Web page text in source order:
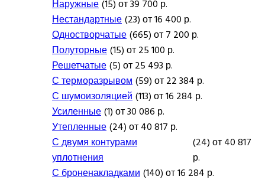
Наружные(15) от 39 700 р.
Нестандартные(23) от 16 400 р.
Одностворчатые(665) от 7 200 р.
Полуторные(15) от 25 100 р.
Решетчатые(5) от 25 493 р.
С терморазрывом(59) от 22 384 р.
С шумоизоляцией(113) от 16 284 р.
Усиленные(1) от 30 086 р.
Утепленные(24) от 40 817 р.
С двумя контурами
уплотнения
(24) от 40 817
р.
С броненакладками(140) от 16 284 р.